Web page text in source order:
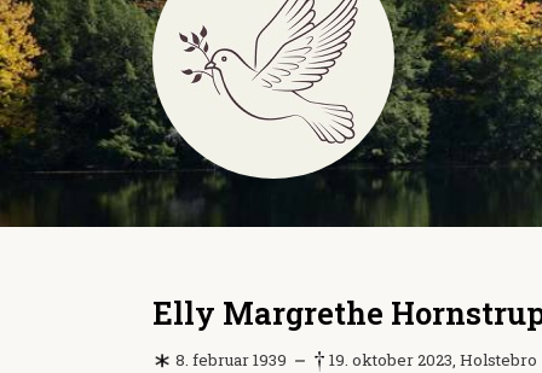
Elly Margrethe
8. februar 1939 19. oktober 2023, Holstebro